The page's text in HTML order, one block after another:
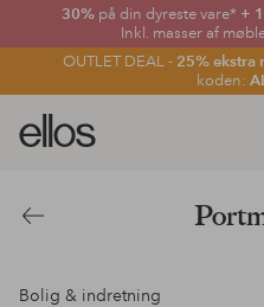
30% på din dyreste vare* +
Inkl. masser af
OUTLET DEAL - 25% ekstra
koden:
Ellos
logo
gå
Tilbage
Bolig & indretning